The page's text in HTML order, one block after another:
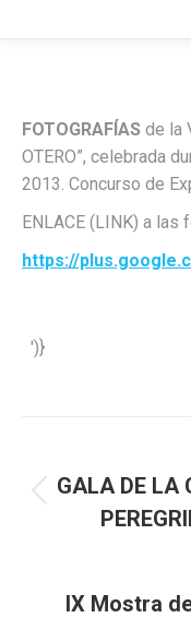
FOTOGRAFÍAS de la
OTERO”, celebrada
2013. Concurso de
ENLACE (LINK) a las
https://
')}
GALA DE LA
IX Mostra